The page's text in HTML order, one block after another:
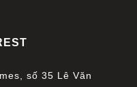
số 35 Lê Văn